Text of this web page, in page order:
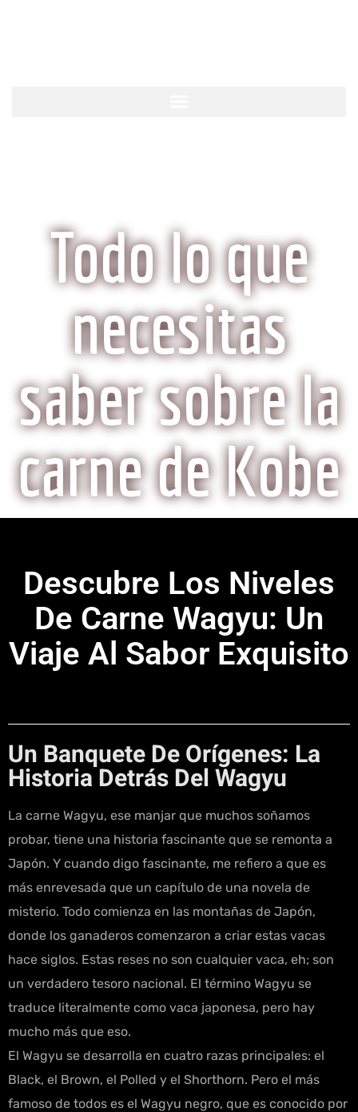
Todo lo que
necesitas
saber sobre la
carne de Kobe
Descubre Los Niveles
De Carne Wagyu: Un
Viaje Al Sabor Exquisito
Un Banquete De Orígenes: La
Historia Detrás Del Wagyu
La carne Wagyu, ese manjar que muchos soñamos
probar, tiene una historia fascinante que se remonta a
Japón. Y cuando digo fascinante, me refiero a que es
más enrevesada que un capítulo de una novela de
misterio. Todo comienza en las montañas de Japón,
donde los ganaderos comenzaron a criar estas vacas
hace siglos. Estas reses no son cualquier vaca, eh; son
un verdadero tesoro nacional. El término Wagyu se
traduce literalmente como vaca japonesa, pero hay
mucho más que eso.
El Wagyu se desarrolla en cuatro razas principales: el
Black, el Brown, el Polled y el Shorthorn. Pero el más
famoso de todos es el Wagyu negro, que es conocido por